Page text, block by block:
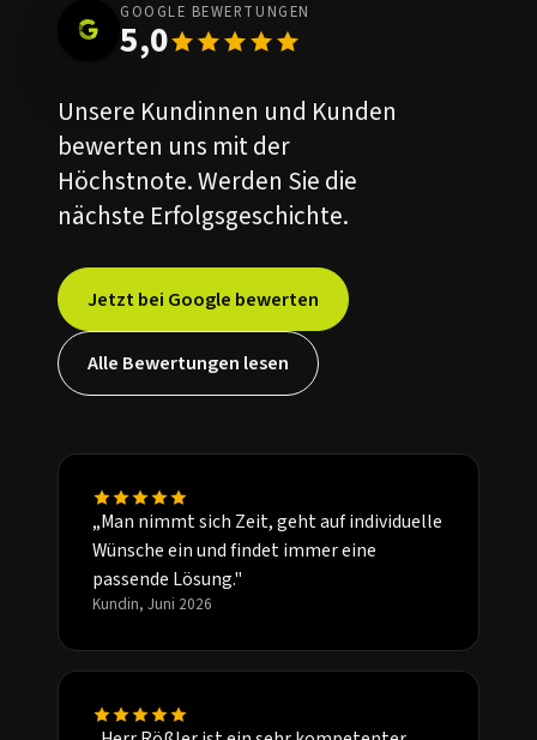
GOOGLE BEWERTUNGEN
5,0
Unsere Kundinnen und Kunden
bewerten uns mit der
Höchstnote. Werden Sie die
nächste Erfolgsgeschichte.
Jetzt bei Google bewerten
Alle Bewertungen lesen
„Man nimmt sich Zeit, geht auf individuelle
Wünsche ein und findet immer eine
passende Lösung."
Kundin, Juni 2026